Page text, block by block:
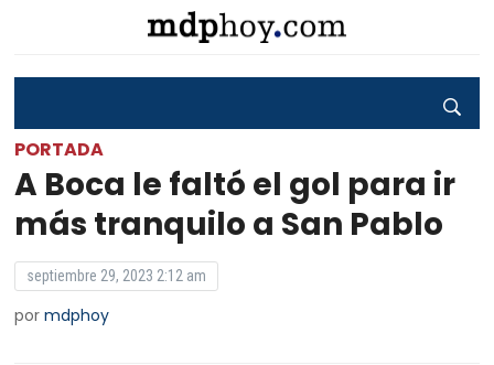
PORTADA
A Boca le faltó el gol para ir
más tranquilo a San Pablo
septiembre 29, 2023 2:12 am
pormdphoy